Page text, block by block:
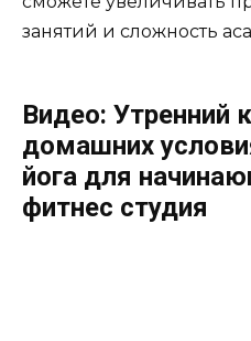
занятий и сложность
Видео: Утренний
домашних
йога для
фитнес студия